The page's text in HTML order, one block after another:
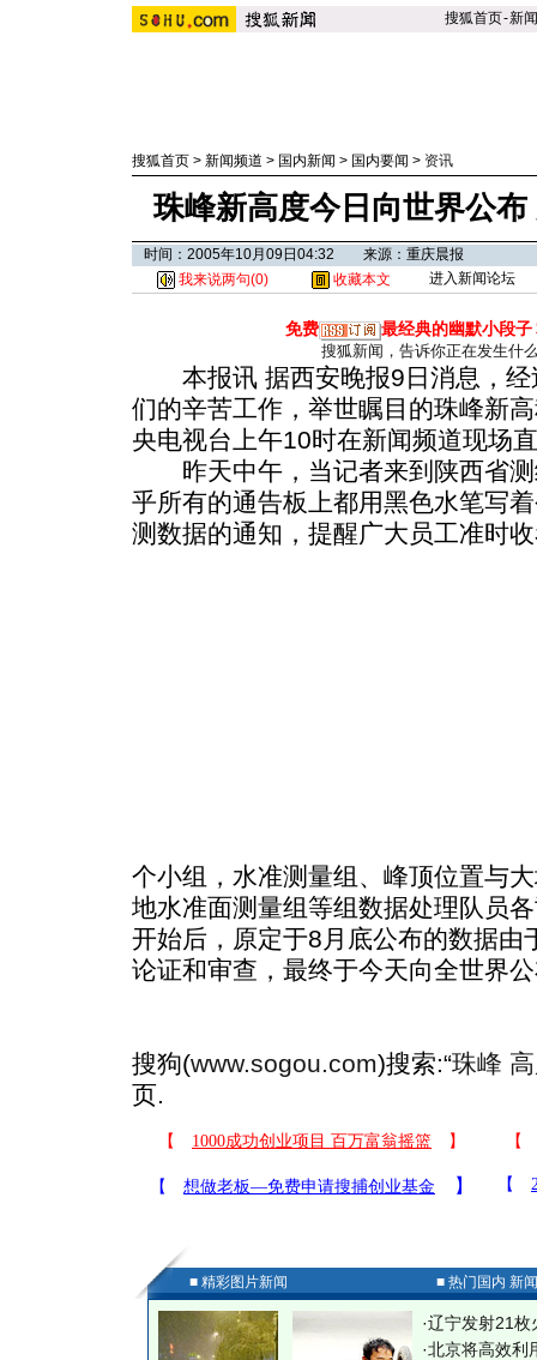
搜狐首页-新闻
搜狐首页 > 新闻频道 > 国内新闻 > 国内要闻 > 资讯
珠峰新高度今日向世界公
时间：2005年10月09日04:32 来源：重庆晨报
我来说两句(0) 收藏本文 进入新闻论坛
免费 最经典的幽默小段子
搜狐新闻，告诉你正在发生什
本报讯 据西安晚报9日消息，经
们的辛苦工作，举世瞩目的珠峰新
央电视台上午10时在新闻频道现场
昨天中午，当记者来到陕西省测
乎所有的通告板上都用黑色水笔写
测数据的通知，提醒广大员工准时
个小组，水准测量组、峰顶位置与
地水准面测量组等组数据处理队员
开始后，原定于8月底公布的数据由
论证和审查，最终于今天向全世界
搜狗(www.sogou.com)搜索:“珠峰
页.
■ 精彩图片新闻 ■ 热门国内 新
·辽宁发射21枚
·北京将高效利